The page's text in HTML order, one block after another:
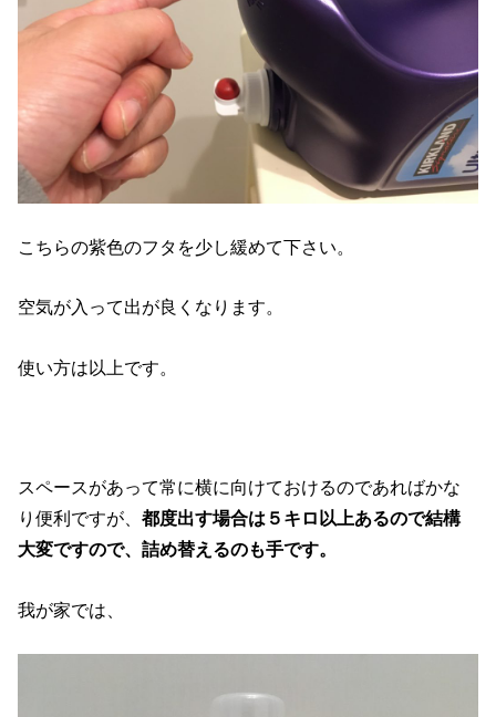
こちらの紫色のフタを少し緩めて下さい。
空気が入って出が良くなります。
使い方は以上です。
スペースがあって常に横に向けておけるのであればかな
り便利ですが、都度出す場合は５キロ以上あるので結構
大変ですので、詰め替えるのも手です。
我が家では、